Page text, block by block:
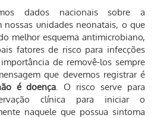
dados nacionais sobre a
unidades neonatais, o que
melhor esquema antimicrobiano,
fatores de risco para infecções
de removê-los sempre
que devemos registrar é
é doença. O risco serve para
clínica para iniciar o
naquele que possua sintoma